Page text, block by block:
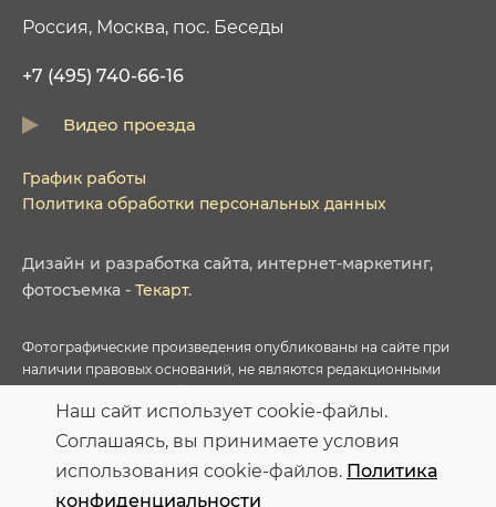
Россия, Москва, пос. Беседы
+7 (495) 740-66-16
Видео проезда
График работы
Политика обработки персональных данных
Дизайн и разработка сайта, интернет-маркетинг,
фотосъемка - Текарт.
Фотографические произведения опубликованы на сайте при
наличии правовых оснований, не являются редакционными
условиями приобретенных Лицензий соответствующих
фотобанков.
Персональные данные опубликованы на сайте при наличии
Наш сайт использует cookie-файлы.
Соглашаясь, вы принимаете условия
использования cookie-файлов. Политика
конфиденциальности